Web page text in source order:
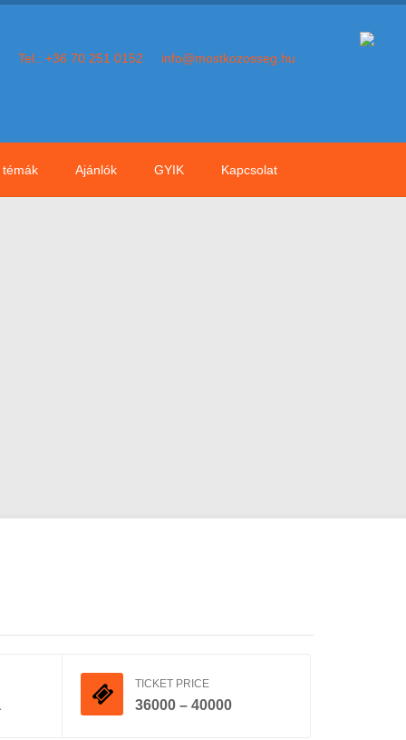
Tel.: +36 70 251 0152 info@mostkozosseg.hu
Ajánlók GYIK Kapcsolat
TICKET PRICE
36000 – 40000